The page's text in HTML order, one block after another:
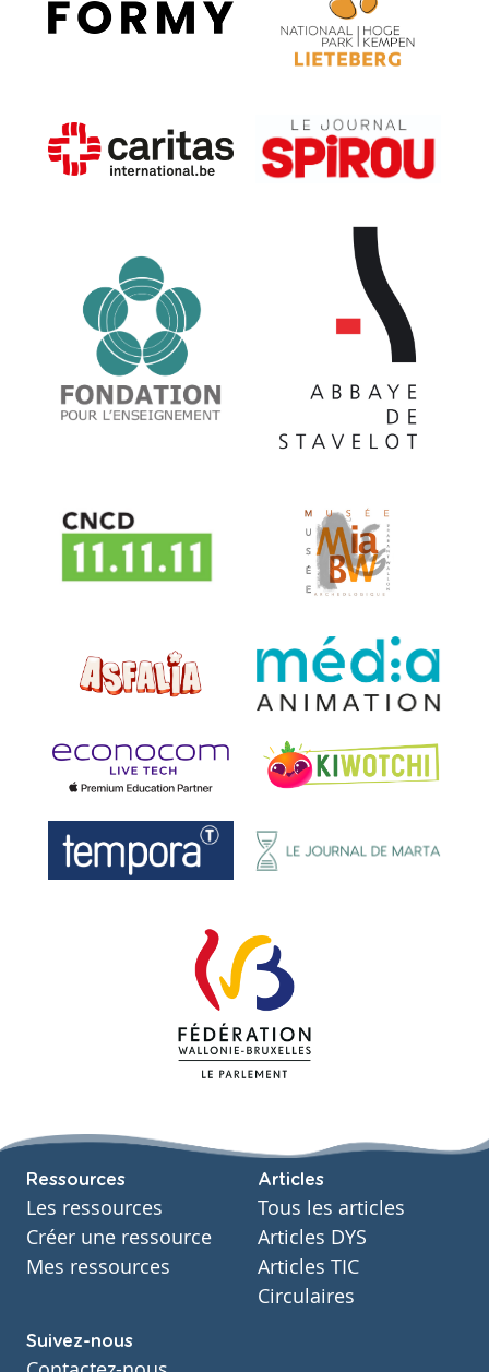
Ressources
Les ressources
Créer une ressource
Mes ressources
Articles
Tous les articles
Articles DYS
Articles TIC
Circulaires
Suivez-nous